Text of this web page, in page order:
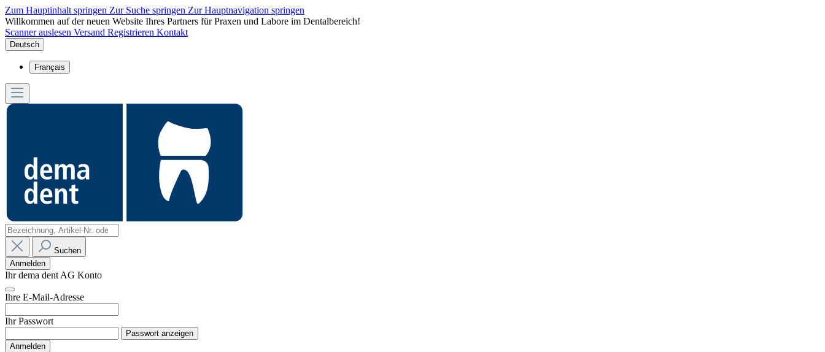
Zum Hauptinhalt springen Zur Suche springen Zur Hauptnavigation springen
Willkommen auf der neuen Website Ihres Partners für Praxen und Labore im Dentalbereich!
Scanner auslesen Versand Registrieren Kontakt
Deutsch
Français
Suchen
Anmelden
Ihr dema dent AG Konto
Ihre E-Mail-Adresse
Ihr Passwort
Passwort anzeigen
Anmelden